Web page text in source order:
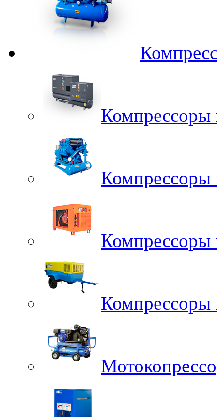
Компрессоры
Компрессоры
Компрессоры
Компрессоры